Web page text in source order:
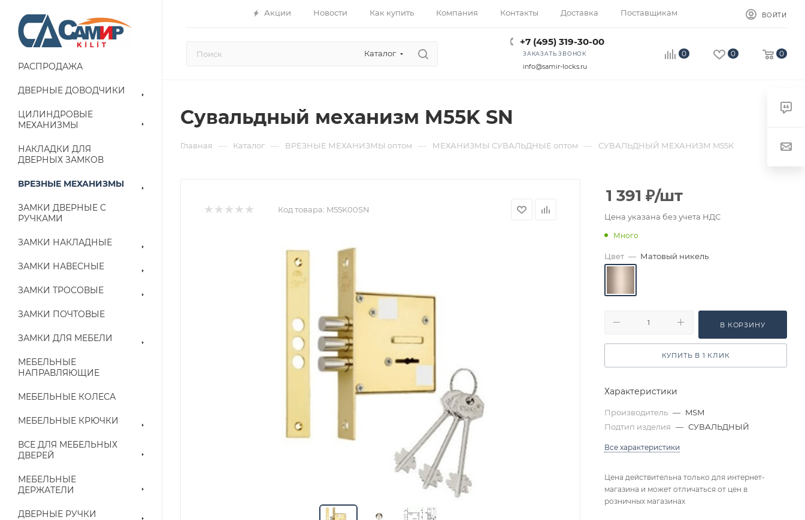
Акции Новости Как купить Компания Контакты Доставка Поставщикам ВОЙТИ
Каталог
+7 (495) 319-30-00
ЗАКАЗАТЬ ЗВОНОК
info@samir-locks.ru
0 0 0
РАСПРОДАЖА
ДВЕРНЫЕ ДОВОДЧИКИ
ЦИЛИНДРОВЫЕ
МЕХАНИЗМЫ
НАКЛАДКИ ДЛЯ
ДВЕРНЫХ ЗАМКОВ
ВРЕЗНЫЕ МЕХАНИЗМЫ
ЗАМКИ ДВЕРНЫЕ С
РУЧКАМИ
ЗАМКИ НАКЛАДНЫЕ
ЗАМКИ НАВЕСНЫЕ
ЗАМКИ ТРОСОВЫЕ
ЗАМКИ ПОЧТОВЫЕ
ЗАМКИ ДЛЯ МЕБЕЛИ
МЕБЕЛЬНЫЕ
НАПРАВЛЯЮЩИЕ
МЕБЕЛЬНЫЕ КОЛЕСА
МЕБЕЛЬНЫЕ КРЮЧКИ
ВСЕ ДЛЯ МЕБЕЛЬНЫХ
ДВЕРЕЙ
МЕБЕЛЬНЫЕ
ДЕРЖАТЕЛИ
ДВЕРНЫЕ РУЧКИ
Сувальдный механизм M55K SN
Главная — Каталог — ВРЕЗНЫЕ МЕХАНИЗМЫ оптом — МЕХАНИЗМЫ СУВАЛЬДНЫЕ оптом — СУВАЛЬДНЫЙ МЕХАНИЗМ M55K
Код товара: M55K00SN
1 391 ₽/шт
Цена указана без учета НДС
Много
Цвет — Матовый никель
В КОРЗИНУ
КУПИТЬ В 1 КЛИК
Характеристики
Производитель — MSM
Подтип изделия — СУВАЛЬДНЫЙ
Все характеристики
Цена действительна только для интернет-
магазина и может отличаться от цен в
розничных магазинах